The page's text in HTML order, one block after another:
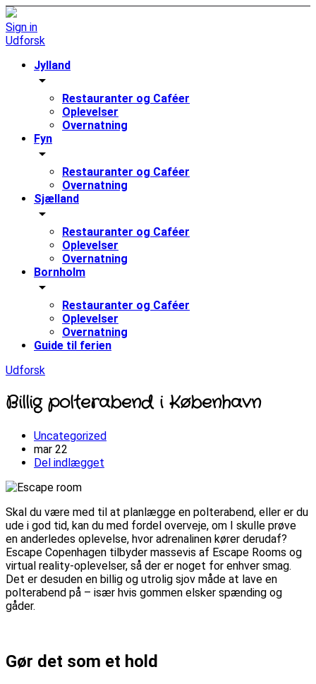
Sign in
Udforsk
Jylland
arrow_drop_down
Restauranter og Caféer
Oplevelser
Overnatning
Fyn
arrow_drop_down
Restauranter og Caféer
Overnatning
Sjælland
arrow_drop_down
Restauranter og Caféer
Oplevelser
Overnatning
Bornholm
arrow_drop_down
Restauranter og Caféer
Oplevelser
Overnatning
Guide til ferien
Udforsk
Billig polterabend i København
Uncategorized
mar 22
Del indlægget
Skal du være med til at planlægge en polterabend, eller er du
ude i god tid, kan du med fordel overveje, om I skulle prøve
en anderledes oplevelse, hvor adrenalinen kører derudaf?
Escape Copenhagen tilbyder massevis af Escape Rooms og
virtual reality-oplevelser, så der er noget for enhver smag.
Det er desuden en billig og utrolig sjov måde at lave en
polterabend på – især hvis gommen elsker spænding og
gåder.
Gør det som et hold